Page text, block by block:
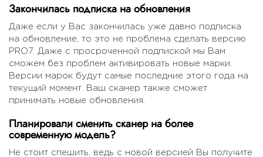
Закончилась подписка на обновления
Даже если у Вас закончилась уже давно подписка
на обновление, то это не проблема сделать версию
PRO7. Даже с просроченной подпиской мы Вам
сможем без проблем активировать новые марки.
Версии марок будут самые последние этого года на
текущий момент. Ваш сканер также сможет
принимать новые обновления.
Планировали сменить сканер на более
современную модель?
Не стоит спешить, ведь с новой версией Вы получите